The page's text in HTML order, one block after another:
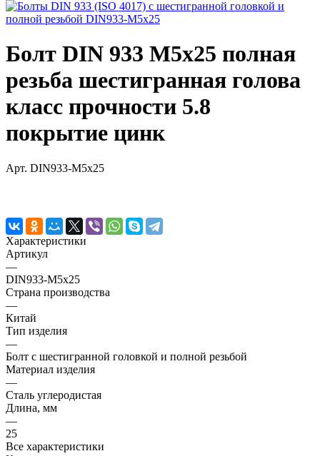
Болт DIN 933 М5х25 полная
резьба шестигранная голова
класс прочности 5.8
покрытие цинк
Арт. DIN933-M5x25
Характеристики
Артикул
—
DIN933-M5x25
Страна производства
—
Китай
Тип изделия
—
Болт с шестигранной головкой и полной резьбой
Материал изделия
—
Сталь углеродистая
Длина, мм
—
25
Все характеристики